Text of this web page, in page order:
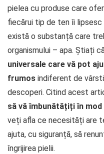
pielea cu produse care
fiecărui tip de ten îi
există o substanță care
organismului – apa. Știați
universale care vă pot
frumos indiferent de
descoperi. Citind acest
să vă îmbunătățiți în
veți afla ce necesități are
ajuta, cu siguranță, să
îngrijirea pielii.